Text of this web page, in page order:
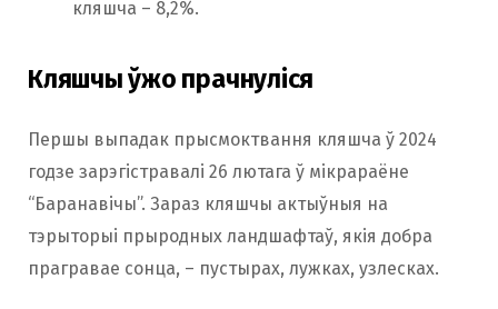
кляшча – 8,2%.
Кляшчы ўжо прачнуліся
Першы выпадак прысмоктвання кляшча ў 2024
годзе зарэгістравалі 26 лютага ў мікрараёне
“Баранавічы”. Зараз кляшчы актыўныя на
тэрыторыі прыродных ландшафтаў, якія добра
прагравае сонца, – пустырах, лужках, узлесках.